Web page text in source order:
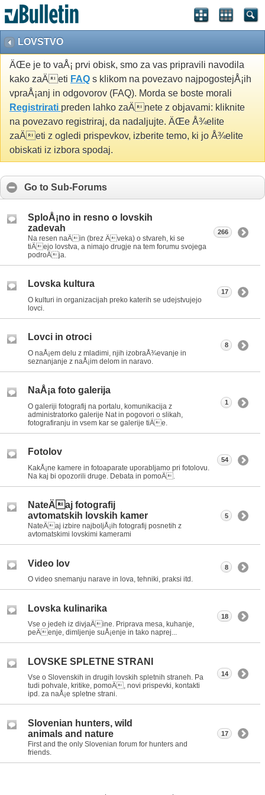
LOVSTVO
ÄŒe je to vaÅ¡ prvi obisk, smo za vas pripravili navodila
kako zaÄeti FAQ s klikom na povezavo najpogostejÅ¡ih
vpraÅ¡anj in odgovorov (FAQ). Morda se boste morali
Registrirati preden lahko zaÄnete z objavami: kliknite
na povezavo registriraj, da nadaljujte. ÄŒe Å¾elite
zaÄeti z ogledi prispevkov, izberite temo, ki jo Å¾elite
obiskati iz izbora spodaj.
Go to Sub-Forums
SploÅ¡no in resno o lovskih
zadevah
Na resen naÄin (brez Äveka) o stvareh, ki se
tiÄejo lovstva, a nimajo drugje na tem forumu svojega
podroÄja.
266
Lovska kultura
O kulturi in organizacijah preko katerih se udejstvujejo
lovci.
17
Lovci in otroci
O naÅ¡em delu z mladimi, njih izobraÅ¾evanje in
seznanjanje z naÅ¡im delom in naravo.
8
NaÅ¡a foto galerija
O galeriji fotografij na portalu, komunikacija z
administratorko galerije Nat in pogovori o slikah,
fotografiranju in vsem kar se galerije tiÄe.
1
Fotolov
KakÅ¡ne kamere in fotoaparate uporabljamo pri fotolovu.
Na kaj bi opozorili druge. Debata in pomoÄ.
54
NateÄaj fotografij
avtomatskih lovskih kamer
NateÄaj izbire najboljÅ¡ih fotografij posnetih z
avtomatskimi lovskimi kamerami
5
Video lov
O video snemanju narave in lova, tehniki, praksi itd.
8
Lovska kulinarika
Vse o jedeh iz divjaÄine. Priprava mesa, kuhanje,
peÄenje, dimljenje suÅ¡enje in tako naprej...
18
LOVSKE SPLETNE STRANI
Vse o Slovenskih in drugih lovskih spletnih straneh. Pa
tudi pohvale, kritike, pomoÄ, novi prispevki, kontakti
ipd. za naÅ¡e spletne strani.
14
Slovenian hunters, wild
animals and nature
First and the only Slovenian forum for hunters and
friends.
17